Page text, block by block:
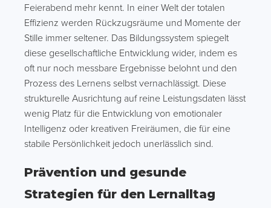
Feierabend mehr kennt. In einer Welt der totalen
Effizienz werden Rückzugsräume und Momente der
Stille immer seltener. Das Bildungssystem spiegelt
diese gesellschaftliche Entwicklung wider, indem es
oft nur noch messbare Ergebnisse belohnt und den
Prozess des Lernens selbst vernachlässigt. Diese
strukturelle Ausrichtung auf reine Leistungsdaten lässt
wenig Platz für die Entwicklung von emotionaler
Intelligenz oder kreativen Freiräumen, die für eine
stabile Persönlichkeit jedoch unerlässlich sind.
Prävention und gesunde
Strategien für den Lernalltag